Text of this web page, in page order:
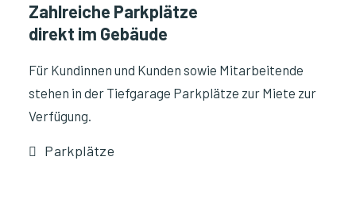
Zahlreiche Parkplätze
direkt im Gebäude
Für Kundinnen und Kunden sowie Mitarbeitende
stehen in der Tiefgarage Parkplätze zur Miete zur
Verfügung.
Parkplätze